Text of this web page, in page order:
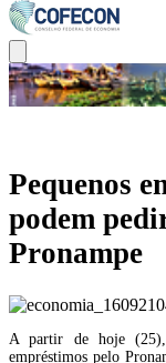
Pequenos
podem
Pronampe
A partir de hoje (25),
empréstimos pelo